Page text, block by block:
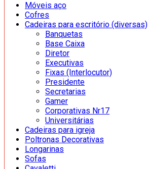
Móveis aço
Cofres
Cadeiras para escritório (diversas)
Banquetas
Base Caixa
Diretor
Executivas
Fixas (Interlocutor)
Presidente
Secretarias
Gamer
Corporativas Nr17
Universitárias
Cadeiras para igreja
Poltronas Decorativas
Longarinas
Sofas